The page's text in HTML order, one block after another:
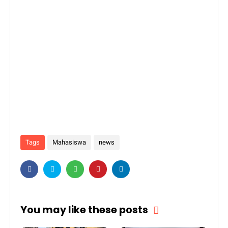
Tags Mahasiswa news
You may like these posts